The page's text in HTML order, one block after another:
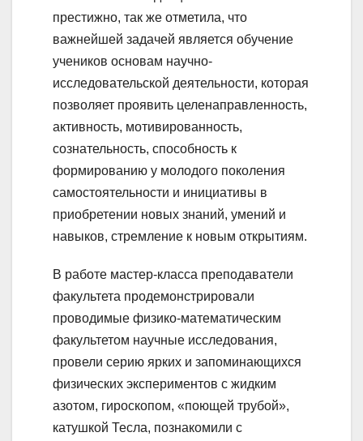
престижно, так же отметила, что
важнейшей задачей является обучение
учеников основам научно-
исследовательской деятельности, которая
позволяет проявить целенаправленность,
активность, мотивированность,
сознательность, способность к
формированию у молодого поколения
самостоятельности и инициативы в
приобретении новых знаний, умений и
навыков, стремление к новым открытиям.
В работе мастер-класса преподаватели
факультета продемонстрировали
проводимые физико-математическим
факультетом научные исследования,
провели серию ярких и запоминающихся
физических экспериментов с жидким
азотом, гироскопом, «поющей трубой»,
катушкой Тесла, познакомили с